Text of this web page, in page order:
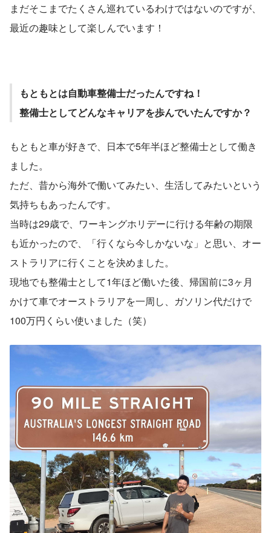
まだそこまでたくさん巡れているわけではないのですが、
最近の趣味として楽しんでいます！
もともとは自動車整備士だったんですね！
整備士としてどんなキャリアを歩んでいたんですか？
もともと車が好きで、日本で5年半ほど整備士として働き
ました。
ただ、昔から海外で働いてみたい、生活してみたいという
気持ちもあったんです。
当時は29歳で、ワーキングホリデーに行ける年齢の期限
も近かったので、「行くなら今しかないな」と思い、オー
ストラリアに行くことを決めました。
現地でも整備士として1年ほど働いた後、帰国前に3ヶ月
かけて車でオーストラリアを一周し、ガソリン代だけで
100万円くらい使いました（笑）